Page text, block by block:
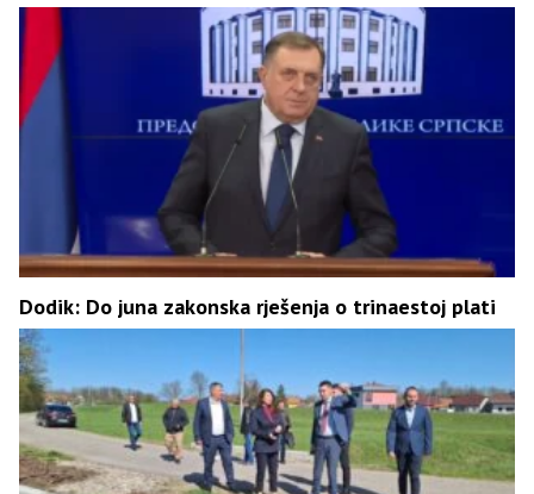
Dodik: Do juna zakonska rješenja o trinaestoj plati